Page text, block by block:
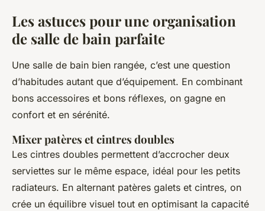
Les astuces pour une organisation
de salle de bain parfaite
Une salle de bain bien rangée, c’est une question
d’habitudes autant que d’équipement. En combinant
bons accessoires et bons réflexes, on gagne en
confort et en sérénité.
Mixer patères et cintres doubles
Les cintres doubles permettent d’accrocher deux
serviettes sur le même espace, idéal pour les petits
radiateurs. En alternant patères galets et cintres, on
crée un équilibre visuel tout en optimisant la capacité